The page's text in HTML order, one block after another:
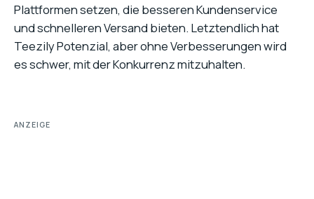
Plattformen setzen, die besseren Kundenservice
und schnelleren Versand bieten. Letztendlich hat
Teezily Potenzial, aber ohne Verbesserungen wird
es schwer, mit der Konkurrenz mitzuhalten.
ANZEIGE